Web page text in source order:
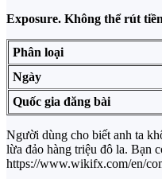
Exposure. Không thể rút tiền
Phân loại
Ngày
Quốc gia đăng bài
Người dùng cho biết anh ta
lừa đảo hàng triệu đô la. Bạn
https://www.wikifx.com/en/